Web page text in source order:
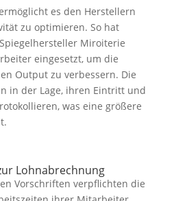
es den Herstellern
zu optimieren. So hat
Miroiterie
eingesetzt, um die
Output zu verbessern. Die
in der Lage, ihren Eintritt und
was eine größere
Lohnabrechnung
Vorschriften verpflichten die